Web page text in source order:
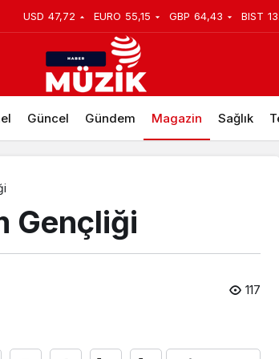
USD 47,72 EURO 55,15 GBP 64,43 BIST
Güncel Gündem Magazin Sağlık
Gençliği
117